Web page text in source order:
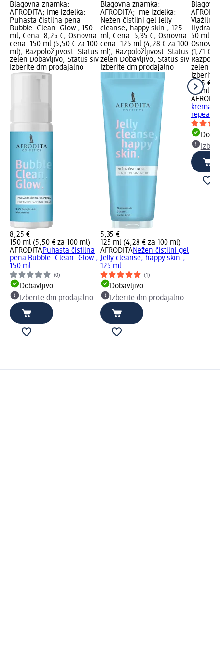
Blagovna znamka:
AFRODITA; Ime izdelka:
Puhasta čistilna pena
Bubble. Clean. Glow., 150
ml; Cena: 8,25 €; Osnovna
cena: 150 ml (5,50 € za 100
ml); Razpoložljivost: Status
zelen Dobavljivo, Status siv
Izberite dm prodajalno
8,25 €
150 ml (5,50 € za 100 ml)
AFRODITAPuhasta čistilna
pena Bubble. Clean. Glow.,
150 ml
(0)
Dobavljivo
Izberite dm prodajalno
Blagovna znamka:
AFRODITA; Ime izdelka:
Nežen čistilni gel Jelly
cleanse, happy skin., 125
ml; Cena: 5,35 €; Osnovna
cena: 125 ml (4,28 € za 100
ml); Razpoložljivost: Status
zelen Dobavljivo, Status siv
Izberite dm prodajalno
5,35 €
125 ml (4,28 € za 100 ml)
AFRODITANežen čistilni gel
Jelly cleanse, happy skin.,
125 ml
(1)
Dobavljivo
Izberite dm prodajalno
Vlažilna
50 ml;
(1,71 €
zelen
Izberite
8,55 €
50 ml
krema
repeat.,